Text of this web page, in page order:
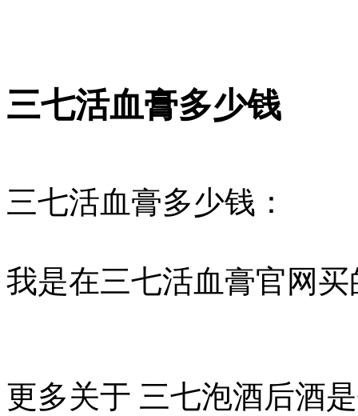
三七活血膏多少钱
三七活血膏多少钱：
我是在三七活血膏官网
更多关于 三七泡酒后酒